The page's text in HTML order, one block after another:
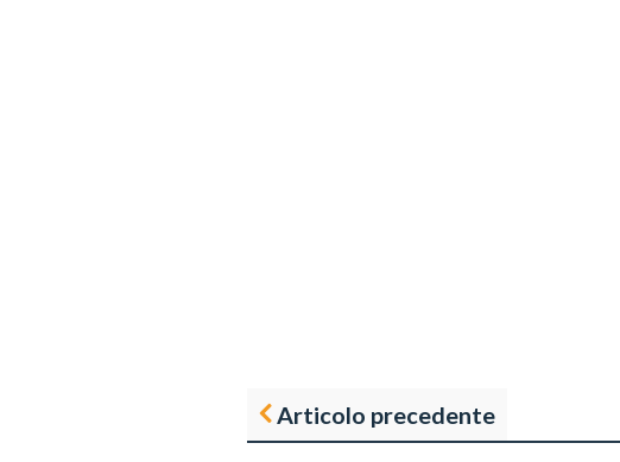
Articolo precedente